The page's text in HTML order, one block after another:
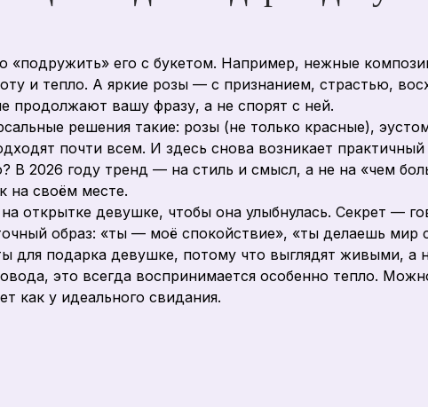
«подружить» его с букетом. Например, нежные
и тепло. А яркие розы — с признанием, страстью,
продолжают вашу фразу, а не спорят с ней.
решения такие: розы (не только красные),
почти всем. И здесь снова возникает
В 2026 году тренд — на стиль и смысл, а не на «чем
на своём месте.
открытке девушке, чтобы она улыбнулась. Секрет —
образ: «ты — моё спокойствие», «ты делаешь мир
для подарка девушке, потому что выглядят живыми, а
это всегда воспринимается особенно тепло.
как у идеального свидания.